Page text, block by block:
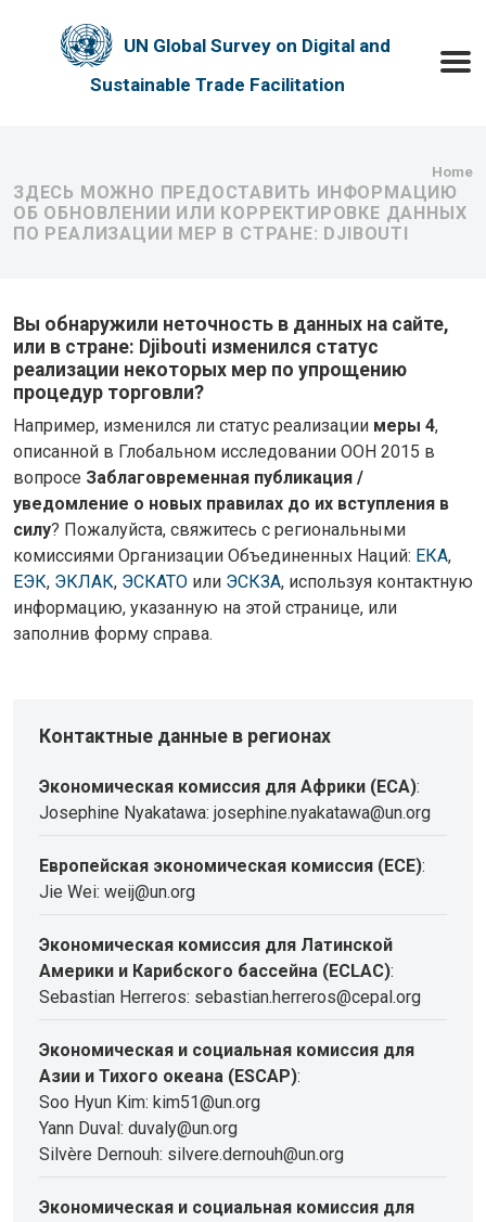
UN Global Survey on Digital and
Sustainable Trade Facilitation
Home
ЗДЕСЬ МОЖНО ПРЕДОСТАВИТЬ ИНФОРМАЦИЮ
ОБ ОБНОВЛЕНИИ ИЛИ КОРРЕКТИРОВКЕ ДАННЫХ
ПО РЕАЛИЗАЦИИ МЕР В СТРАНЕ: DJIBOUTI
Вы обнаружили неточность в данных на сайте,
или в стране: Djibouti изменился статус
реализации некоторых мер по упрощению
процедур торговли?
Например, изменился ли статус реализации меры 4,
описанной в Глобальном исследовании ООН 2015 в
вопросе Заблаговременная публикация /
уведомление о новых правилах до их вступления в
силу? Пожалуйста, свяжитесь с региональными
комиссиями Организации Объединенных Наций: ЕКА,
ЕЭК, ЭКЛАК, ЭСКАТО или ЭСКЗА, используя контактную
информацию, указанную на этой странице, или
заполнив форму справа.
Контактные данные в регионах
Экономическая комиссия для Африки (ECA):
Josephine Nyakatawa: josephine.nyakatawa@un.org
Европейская экономическая комиссия (ECE):
Jie Wei: weij@un.org
Экономическая комиссия для Латинской
Америки и Карибского бассейна (ECLAC):
Sebastian Herreros: sebastian.herreros@cepal.org
Экономическая и социальная комиссия для
Азии и Тихого океана (ESCAP):
Soo Hyun Kim: kim51@un.org
Yann Duval: duvaly@un.org
Silvère Dernouh: silvere.dernouh@un.org
Экономическая и социальная комиссия для